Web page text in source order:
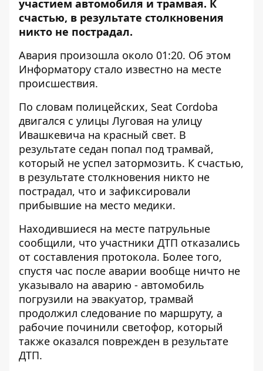
участием автомобиля и трамвая. К
счастью, в результате столкновения
никто не пострадал.
Авария произошла около 01:20. Об этом
Информатору стало известно на месте
происшествия.
По словам полицейских, Seat Cordoba
двигался с улицы Луговая на улицу
Ивашкевича на красный свет. В
результате седан попал под трамвай,
который не успел затормозить. К счастью,
в результате столкновения никто не
пострадал, что и зафиксировали
прибывшие на место медики.
Находившиеся на месте патрульные
сообщили, что участники ДТП отказались
от составления протокола. Более того,
спустя час после аварии вообще ничто не
указывало на аварию - автомобиль
погрузили на эвакуатор, трамвай
продолжил следование по маршруту, а
рабочие починили светофор, который
также оказался поврежден в результате
ДТП.